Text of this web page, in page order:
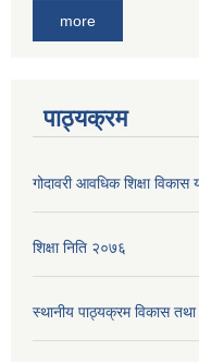
more
पाठ्यक्रम
गोदावरी आवधिक शिक्षा
शिक्षा निति २०७६
स्थानीय पाठ्यक्रम विकास तथा